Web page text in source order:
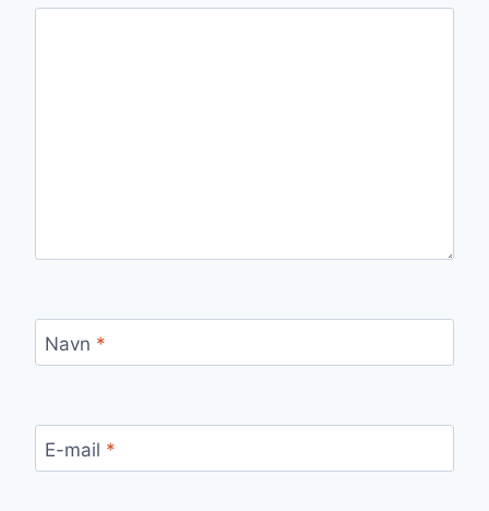
Navn *
E-mail *